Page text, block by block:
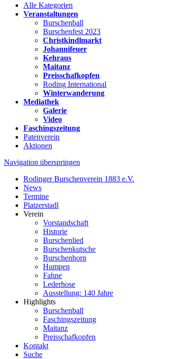
Alle Kategorien
Veranstaltungen
Burschenball
Burschenfest 2023
Christkindlmarkt
Johannifeuer
Kehraus
Maitanz
Preisschafkopfen
Roding International
Winterwanderung
Mediathek
Galerie
Video
Faschingszeitung
Patenverein
Aktionen
Navigation überspringen
Rodinger Burschenverein 1883 e.V.
News
Termine
Platzerstadl
Verein
Vorstandschaft
Historie
Burschenlied
Burschenkutsche
Burschenhorn
Humpen
Fahne
Lederhose
Ausstellung: 140 Jahre
Highlights
Burschenball
Faschingszeitung
Maitanz
Preisschafkopfen
Kontakt
Suche